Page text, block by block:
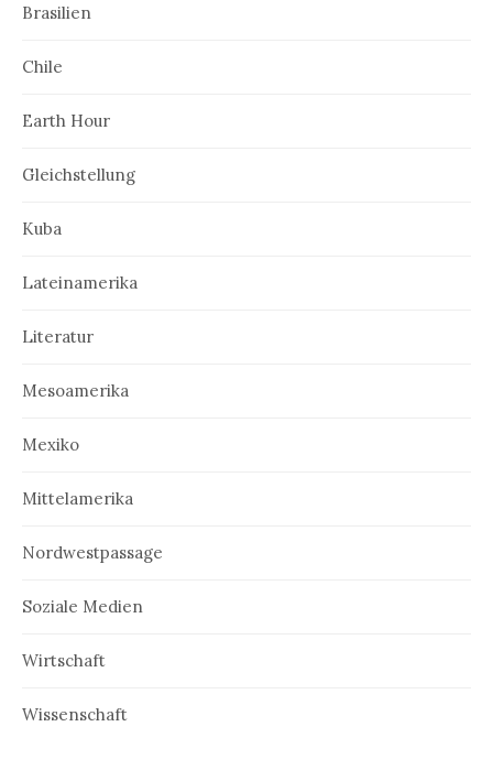
Brasilien
Chile
Earth Hour
Gleichstellung
Kuba
Lateinamerika
Literatur
Mesoamerika
Mexiko
Mittelamerika
Nordwestpassage
Soziale Medien
Wirtschaft
Wissenschaft